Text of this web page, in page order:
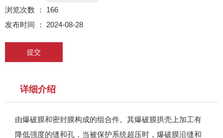
浏览次数 ： 166
发布时间 ： 2024-08-28
提交
详细介绍
由爆破膜和密封膜构成的组合件。其爆破膜拱壳上加工有
降低强度的缝和孔，当被保护系统超压时，爆破膜沿缝和